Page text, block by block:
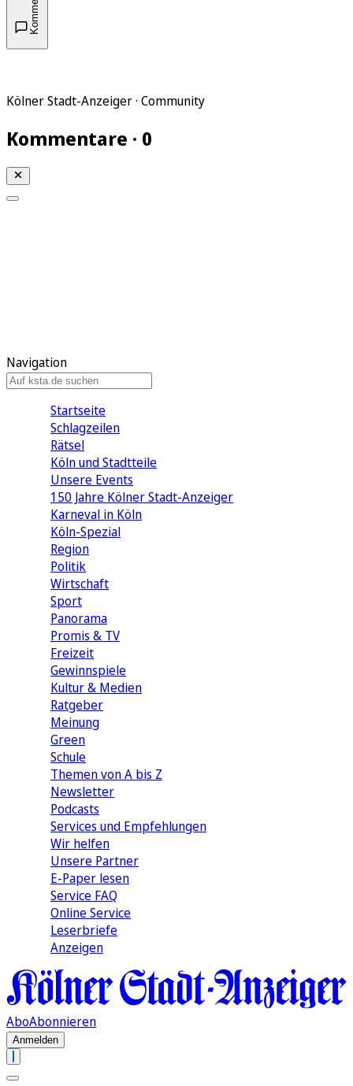
Kölner Stadt-Anzeiger · Community
Kommentare · 0
Navigation
Startseite
Schlagzeilen
Rätsel
Köln und Stadtteile
Unsere Events
150 Jahre Kölner Stadt-Anzeiger
Karneval in Köln
Köln-Spezial
Region
Politik
Wirtschaft
Sport
Panorama
Promis & TV
Freizeit
Gewinnspiele
Kultur & Medien
Ratgeber
Meinung
Green
Schule
Themen von A bis Z
Newsletter
Podcasts
Services und Empfehlungen
Wir helfen
Unsere Partner
E-Paper lesen
Service FAQ
Online Service
Leserbriefe
Anzeigen
AboAbonnieren
Anmelden